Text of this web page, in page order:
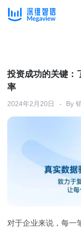
产品总览
产品集成
解决方案
按行业
教育
房地产
客户案例
定价
资源中心
关于我们
投资成功的关键：
率
2024年2月20日 By
对于企业来说，每一